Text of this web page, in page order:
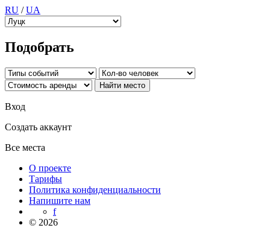
RU /UA
Подобрать
Вход
Создать аккаунт
Все места
О проекте
Тарифы
Политика конфиденциальности
Напишите нам
f
© 2026